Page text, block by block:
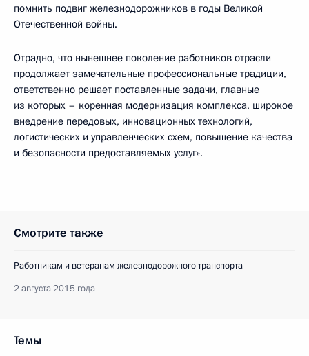
помнить подвиг железнодорожников в годы Великой
Отечественной войны.
Отрадно, что нынешнее поколение работников отрасли
продолжает замечательные профессиональные традиции,
ответственно решает поставленные задачи, главные
из которых – коренная модернизация комплекса, широкое
внедрение передовых, инновационных технологий,
логистических и управленческих схем, повышение качества
и безопасности предоставляемых услуг».
Смотрите также
Работникам и ветеранам железнодорожного транспорта
2 августа 2015 года
Темы